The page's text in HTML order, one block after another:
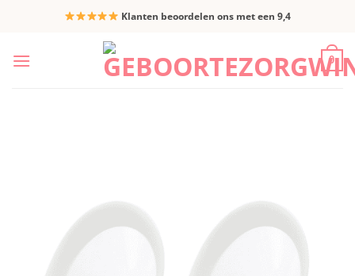
Klanten beoordelen ons met een 9,4
0